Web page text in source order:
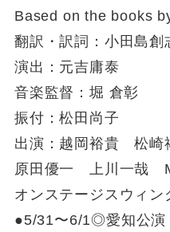
Based on the books
翻訳・訳詞：小田島創
演出：元吉庸泰
音楽監督：堀 倉彰
振付：松田尚子
出演：越岡裕貴 松崎
原田優一 上川一哉
オンステージスウィ
●5/31〜6/1◎愛知公